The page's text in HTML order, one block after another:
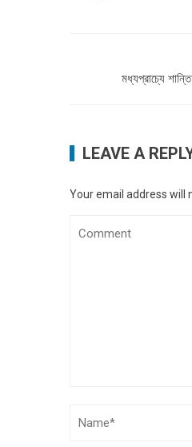
মধ্যপ্রাচ্যে
LEAVE A
Your email address will